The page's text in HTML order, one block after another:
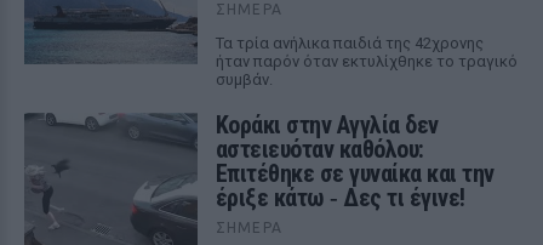
ΣΉΜΕΡΑ
Τα τρία ανήλικα παιδιά της 42χρονης
ήταν παρόν όταν εκτυλίχθηκε το τραγικό
συμβάν.
Kοράκι στην Αγγλία δεν
αστειευόταν καθόλου:
Επιτέθηκε σε γυναίκα και την
έριξε κάτω ‑ Δες τι έγινε!
ΣΉΜΕΡΑ